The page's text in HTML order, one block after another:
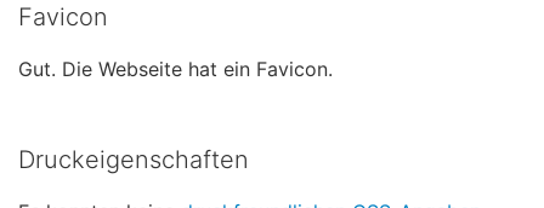
Favicon
Gut. Die Webseite hat ein Favicon.
Druckeigenschaften